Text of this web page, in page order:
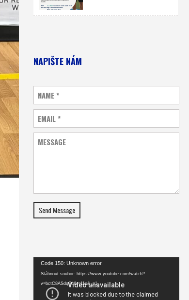
NAPIŠTE NÁM
NAME *
EMAIL *
MESSAGE
Send Message
Video
přehrávač
Code 150: Unknown error.
Stáhnout soubor: https://www.youtube.com/watch?
v=bctC8ASdqS4&t=11s&_=1